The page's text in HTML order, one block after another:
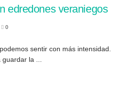
edredones veraniegos
0
sentir con más intensidad.
guardar la ...